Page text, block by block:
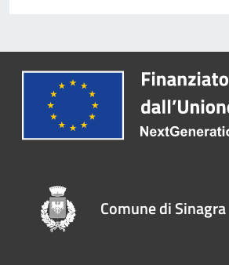
Comune di Sinagra